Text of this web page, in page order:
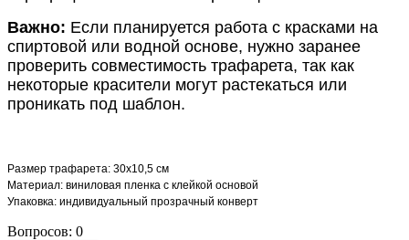
Важно: Если планируется работа с красками на
спиртовой или водной основе, нужно заранее
проверить совместимость трафарета, так как
некоторые красители могут растекаться или
проникать под шаблон.
Размер трафарета: 30х10,5 см
Материал: виниловая пленка с клейкой основой
Упаковка: индивидуальный прозрачный конверт
Вопросов: 0